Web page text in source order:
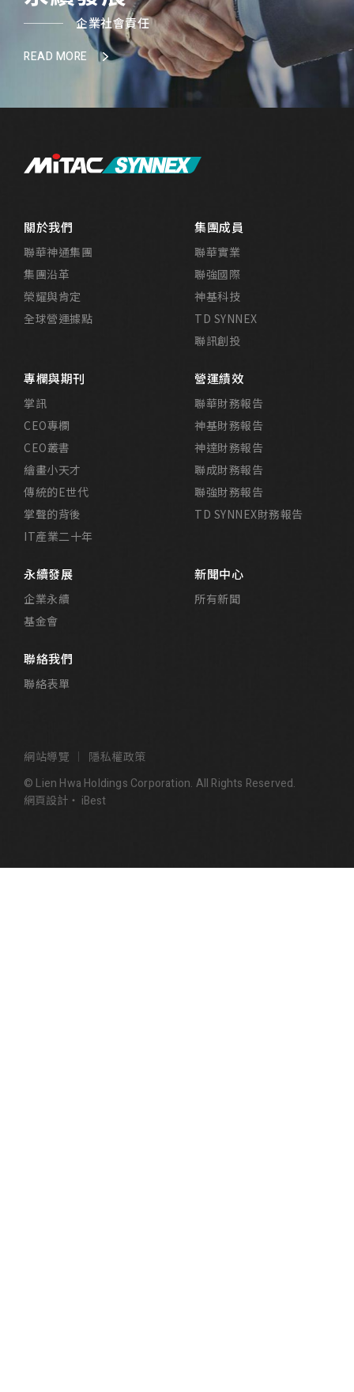
企業社會責任
READ MORE
關於我們
聯華神通集團
集團沿革
榮耀與肯定
全球營運據點
集團成員
聯華實業
聯強國際
神基科技
TD SYNNEX
聯訊創投
專欄與期刊
掌訊
CEO專欄
CEO叢書
繪畫小天才
傳統的E世代
掌聲的背後
IT產業二十年
營運績效
聯華財務報告
神基財務報告
神達財務報告
聯成財務報告
聯強財務報告
TD SYNNEX財務報告
永續發展
企業永續
基金會
新聞中心
所有新聞
聯絡我們
聯絡表單
© Lien Hwa Holdings Corporation. All Rights Reserved.
網頁設計 ‧ iBest
網站導覽 隱私權政策